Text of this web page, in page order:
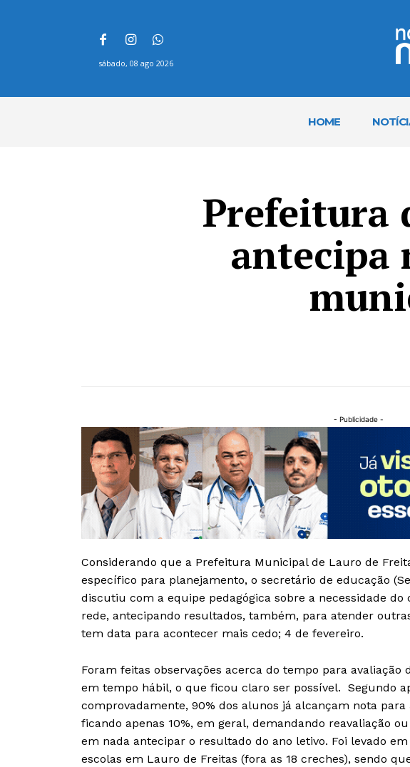
sábado, 08 ago 2026
HOME
Prefeitura
antecipa
- Publicidade -
Considerando que a Prefeitura Municipal de Lauro de
específico para planejamento, o secretário de educação
discutiu com a equipe pedagógica sobre a necessidade
rede, antecipando resultados, também, para atender
tem data para acontecer mais cedo; 4 de fevereiro.
Foram feitas observações acerca do tempo para
em tempo hábil, o que ficou claro ser possível. Segundo
comprovadamente, 90% dos alunos já alcançam nota
ficando apenas 10%, em geral, demandando reavaliação
em nada antecipar o resultado do ano letivo. Foi levado
escolas em Lauro de Freitas (fora as 18 creches), sendo